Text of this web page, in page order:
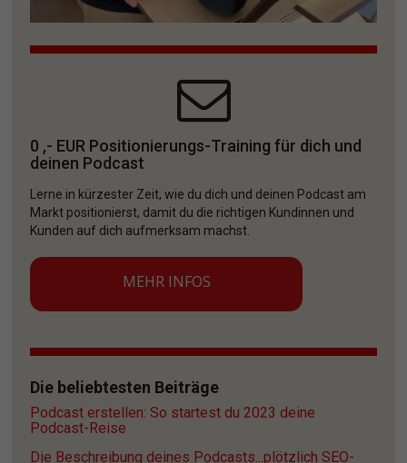
0 ,- EUR Positionierungs-Training für dich und
deinen Podcast
Lerne in kürzester Zeit, wie du dich und deinen Podcast am
Markt positionierst, damit du die richtigen Kundinnen und
Kunden auf dich aufmerksam machst.
MEHR INFOS
Die beliebtesten Beiträge
Podcast erstellen: So startest du 2023 deine
Podcast-Reise
Die Beschreibung deines Podcasts...plötzlich SEO-